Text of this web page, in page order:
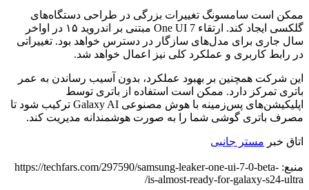
ممکن است سامسونگ تغییرات بزرگی در طراحی دستگاه‌های
گلکسی ایجاد کند. ارتقاء One UI 7 مبتنی بر اندروید ۱۵ در اواخر
سال جاری برای مدل‌های سازگار در دسترس خواهد بود. تغییراتی
در رابط کاربری و عملکرد کلی نیز اعمال خواهد شد.
این شرکت همچنین بر بهبود عملکرد، بدون آسیب رساندن به عمر
باتری تمرکز دارد. ممکن است استفاده از باتری توسط
اپلیکیشن‌های پس‌زمینه با هوش مصنوعی Galaxy AI ترکیب شود تا
مصرف باتری گوشی شما را به صورت هوشمندانه مدیریت کند.
اتاق خبر مستر جانبی
منبع: https://techfars.com/297590/samsung-leaker-one-ui-7-0-beta-
is-almost-ready-for-galaxy-s24-ultra/